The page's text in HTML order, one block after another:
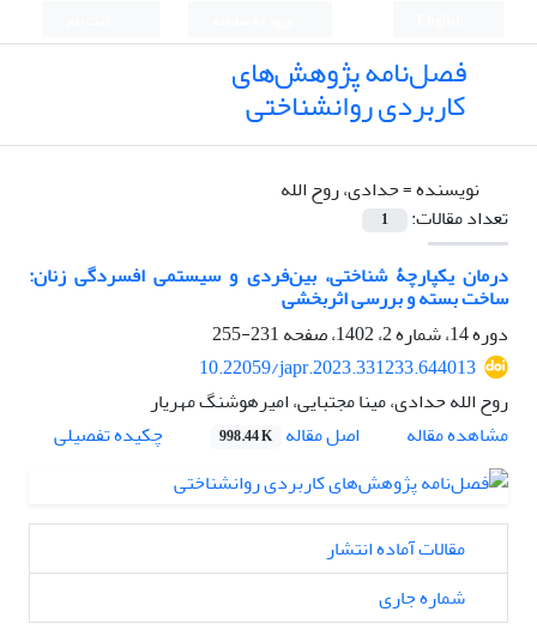
فصل‌نامه پژوهش‌های
کاربردی روانشناختی
نویسنده =حدادی، روح الله
تعداد مقالات:
1
درمان یکپارچۀ شناختی، بین‌فردی و سیستمی افسردگی زنان:
ساخت بسته و بررسی اثربخشی
دوره 14، شماره 2، 1402، صفحه
231-255
10.22059/japr.2023.331233.644013
روح الله حدادی، مینا مجتبایی، امیرهوشنگ مهریار
مشاهده مقاله
اصل مقاله 998.44 K چکیده تفصیلی
مقالات آماده انتشار
شماره جاری